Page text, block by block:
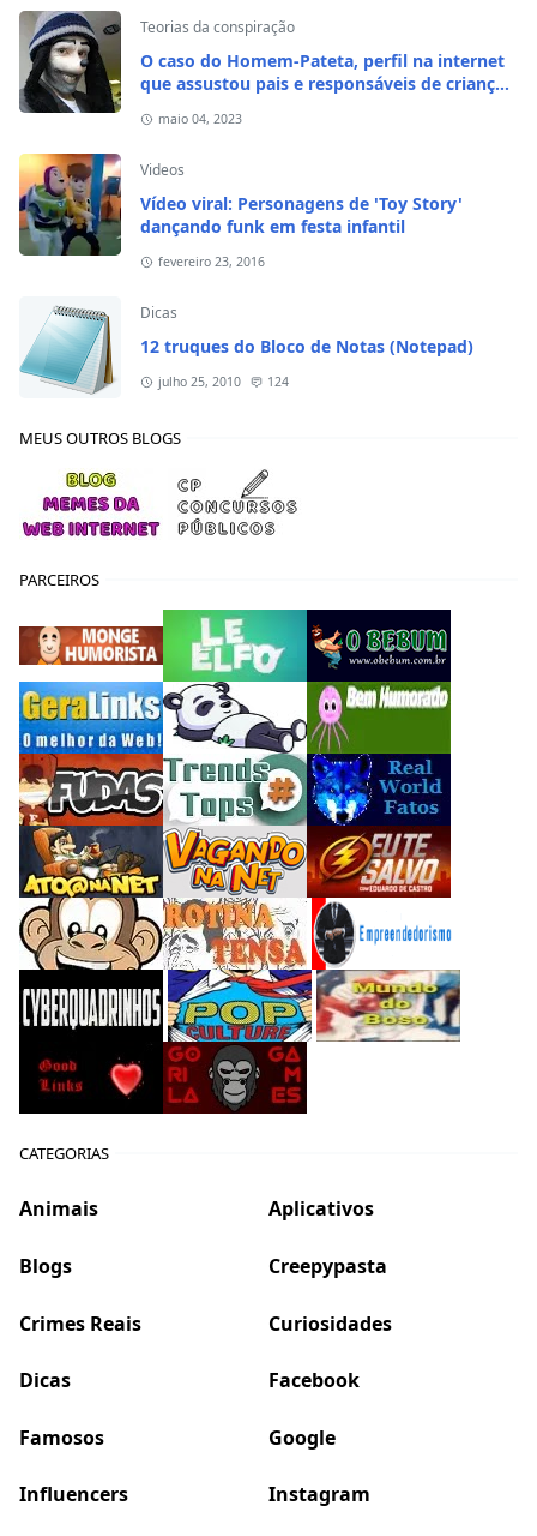
Teorias da conspiração
O caso do Homem-Pateta, perfil na internet
que assustou pais e responsáveis de crianças
maio 04, 2023
Videos
Vídeo viral: Personagens de 'Toy Story'
dançando funk em festa infantil
fevereiro 23, 2016
Dicas
12 truques do Bloco de Notas (Notepad)
julho 25, 2010 124
MEUS OUTROS BLOGS
PARCEIROS
CATEGORIAS
Animais Aplicativos
Blogs Creepypasta
Crimes Reais Curiosidades
Dicas Facebook
Famosos Google
Influencers Instagram